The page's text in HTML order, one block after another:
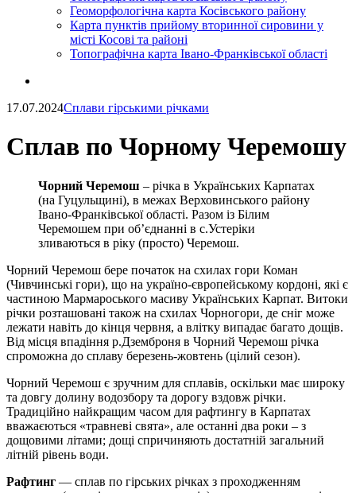
Геоморфологічна карта Косівського району
Карта пунктів прийому вторинної сировини у
місті Косові та районі
Топографічна карта Івано-Франківської області
17.07.2024Сплави гірськими річками
Сплав по Чорному Черемошу
Чорний Черемош – річка в Українських Карпатах
(на Гуцульщині), в межах Верховинського району
Івано-Франківської області. Разом із Білим
Черемошем при об’єднанні в с.Устеріки
зливаються в ріку (просто) Черемош.
Чорний Черемош бере початок на схилах гори Коман
(Чивчинські гори), що на україно-європейському кордоні, які є
частиною Мармароського масиву Українських Карпат. Витоки
річки розташовані також на схилах Чорногори, де сніг може
лежати навіть до кінця червня, а влітку випадає багато дощів.
Від місця впадіння р.Дземброня в Чорний Черемош річка
спроможна до сплаву березень-жовтень (цілий сезон).
Чорний Черемош є зручним для сплавів, оскільки має широку
та довгу долину водозбору та дорогу вздовж річки.
Традиційно найкращим часом для рафтингу в Карпатах
вважаєються «травневі свята», але останні два роки – з
дощовими літами; дощі спричиняють достатній загальний
літній рівень води.
Рафтинг — сплав по гірських річках з проходженням